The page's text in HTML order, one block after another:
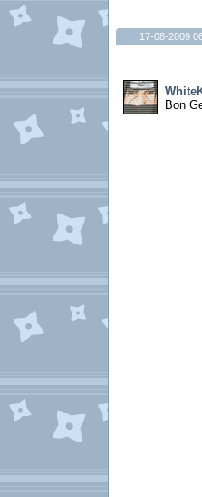
17-08-2009
Bon